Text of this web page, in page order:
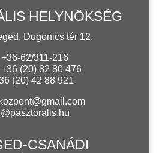
HELYNÖKSÉG
Dugonics tér 12.
62/311-216
(20) 82 80 476
(20) 42 88 921
CSANÁDI